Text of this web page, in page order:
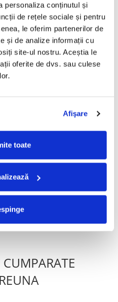
personaliza conținutul și
de rețele sociale și pentru
le oferim partenerilor de
și de analize informații cu
site-ul nostru. Aceștia le
oferite de dvs. sau culese
Afişare
toate
or M-)
or M-)
The Darling Buds - Erotica
CUMPARATE